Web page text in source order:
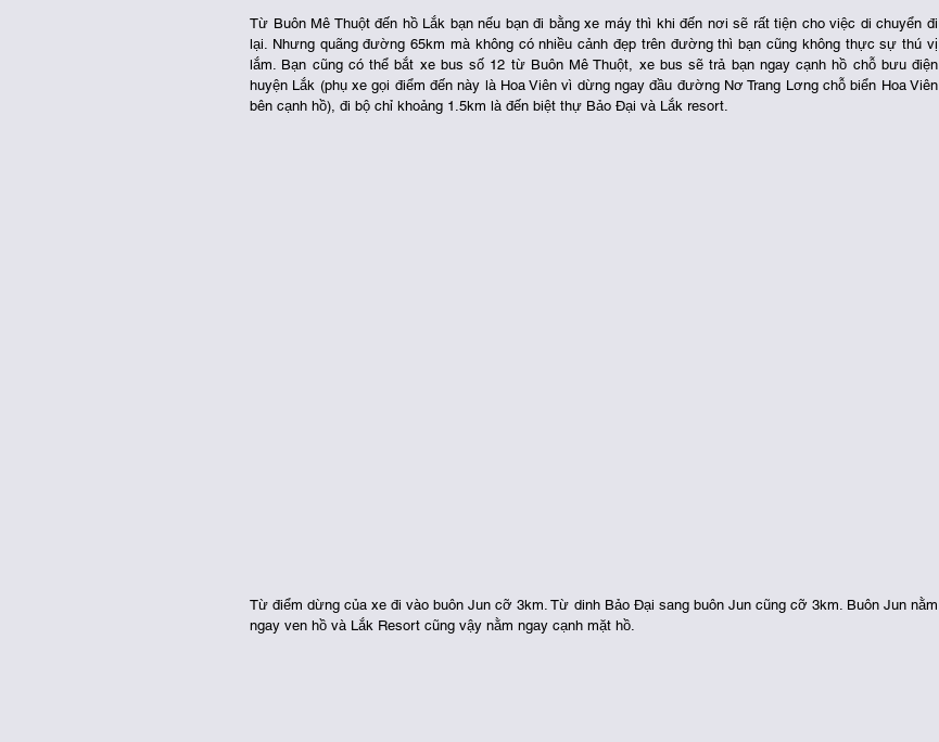
Từ Buôn Mê Thuột đến hồ Lắk bạn nếu bạn đi bằng xe máy thì khi đến nơi sẽ rất tiện cho việc di chuyển đi
lại. Nhưng quãng đường 65km mà không có nhiều cảnh đẹp trên đường thì bạn cũng không thực sự thú vị
lắm. Bạn cũng có thể bắt xe bus số 12 từ Buôn Mê Thuột, xe bus sẽ trả bạn ngay cạnh hồ chỗ bưu điện
huyện Lắk (phụ xe gọi điểm đến này là Hoa Viên vì dừng ngay đầu đường Nơ Trang Lơng chỗ biển Hoa Viên
bên cạnh hồ), đi bộ chỉ khoảng 1.5km là đến biệt thự Bảo Đại và Lắk resort.
Từ điểm dừng của xe đi vào buôn Jun cỡ 3km. Từ dinh Bảo Đại sang buôn Jun cũng cỡ 3km. Buôn Jun nằm
ngay ven hồ và Lắk Resort cũng vậy nằm ngay cạnh mặt hồ.